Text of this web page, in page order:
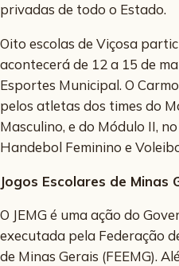
privadas de todo o Estado.
Oito escolas de Viçosa
acontecerá de 12 a 15 de
Esportes Municipal. O
pelos atletas dos times do
Masculino, e do Módulo II,
Handebol Feminino e
Jogos Escolares de Minas
O JEMG é uma ação do
executada pela Federação
de Minas Gerais (FEEMG).